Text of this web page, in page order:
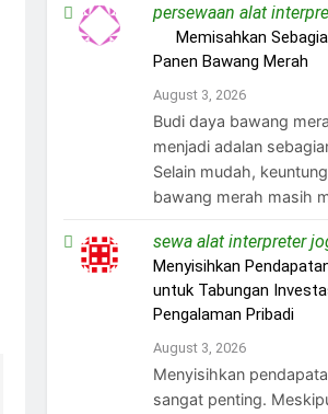
persewaan alat
Memisahkan
Panen Bawang Merah
August 3, 2026
Budi daya bawang
menjadi adalan
Selain mudah,
bawang merah masih
sewa alat interpreter
Menyisihkan
untuk Tabungan
Pengalaman Pribadi
August 3, 2026
Menyisihkan
sangat penting.